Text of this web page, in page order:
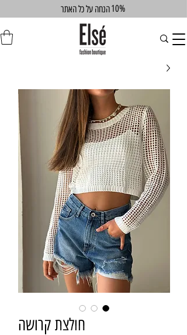
הנחה על כל האתר10%
חולצת קרושה